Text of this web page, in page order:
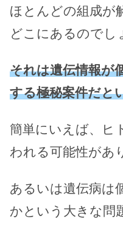
ほとんどの組成が
どこにあるのでし
それは遺伝情報が
する極秘案件だと
簡単にいえば、ヒ
われる可能性があ
あるいは遺伝病は
かという大きな問